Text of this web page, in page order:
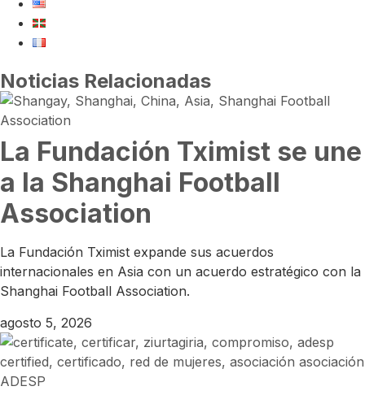
Noticias Relacionadas
La Fundación Tximist se une
a la Shanghai Football
Association
La Fundación Tximist expande sus acuerdos
internacionales en Asia con un acuerdo estratégico con la
Shanghai Football Association.
agosto 5, 2026